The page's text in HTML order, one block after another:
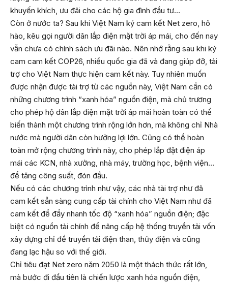
khuyến khích, ưu đãi cho các hộ gia đình đầu tư…
Còn ở nước ta? Sau khi Việt Nam ký cam kết Net zero, hô
hào, kêu gọi người dân lắp điện mặt trời áp mái, cho đến nay
vẫn chưa có chính sách ưu đãi nào. Nên nhớ rằng sau khi ký
cam cam kết COP26, nhiều quốc gia đã và đang giúp đỡ, tài
trợ cho Việt Nam thực hiện cam kết này. Tuy nhiên muốn
được nhận được tài trợ từ các nguồn này, Việt Nam cần có
những chương trình “xanh hóa” nguồn điện, mà chủ trương
cho phép hộ dân lắp điện mặt trời áp mái hoàn toàn có thể
biến thành một chương trình rộng lớn hơn, mà không chỉ Nhà
nước mà người dân còn hưởng lợi lớn. Cũng có thể hoàn
toàn mở rộng chương trình này, cho phép lắp đặt điện áp
mái các KCN, nhà xưởng, nhà máy, trường học, bệnh viện…
để tăng công suất, đón đầu.
Nếu có các chương trình như vậy, các nhà tài trợ như đã
cam kết sẵn sàng cung cấp tài chính cho Việt Nam như đã
cam kết để đẩy nhanh tốc độ “xanh hóa” nguồn điện; đặc
biệt có nguồn tài chính để nâng cấp hệ thống truyền tải vốn
xây dựng chỉ để truyền tải điện than, thủy điện và cũng
đang lạc hậu so với thế giới.
Chỉ tiêu đạt Net zero năm 2050 là một thách thức rất lớn,
mà bước đi đầu tiên là chiến lược xanh hóa nguồn điện,